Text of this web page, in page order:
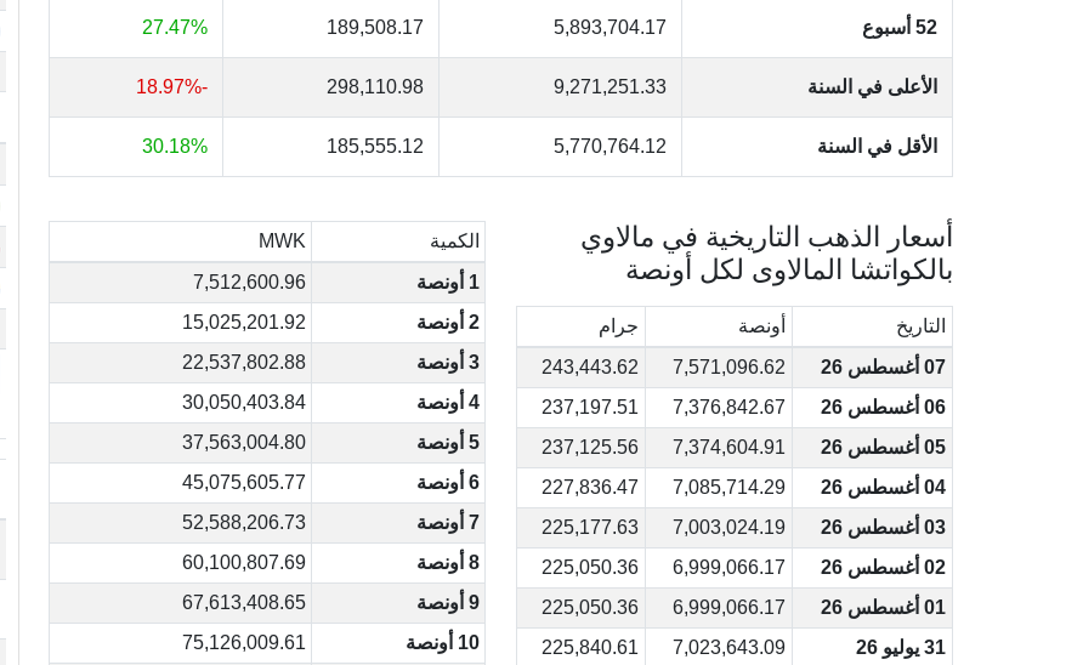
52 أسبوع 5,893,704.17
189,508.17
27.47%
الأعلى في السنة 9,271,251.33
298,110.98
-18.97%
الأقل في السنة 5,770,764.12
185,555.12
30.18%
أسعار الذهب التاريخية في مالاوي
بالكواتشا المالاوى لكل أونصة
التاريخ أونصة
جرام
07 أغسطس 26
7,571,096.62
243,443.62
06 أغسطس 26
7,376,842.67
237,197.51
05 أغسطس 26
7,374,604.91
237,125.56
04 أغسطس 26
7,085,714.29
227,836.47
03 أغسطس 26
7,003,024.19
225,177.63
02 أغسطس 26
6,999,066.17
225,050.36
01 أغسطس 26
6,999,066.17
225,050.36
31 يوليو 26
7,023,643.09
225,840.61
الكمية
MWK
1 أونصة
7,512,600.96
2 أونصة
15,025,201.92
3 أونصة
22,537,802.88
4 أونصة
30,050,403.84
5 أونصة
37,563,004.80
6 أونصة
45,075,605.77
7 أونصة
52,588,206.73
8 أونصة
60,100,807.69
9 أونصة
67,613,408.65
10 أونصة
75,126,009.61